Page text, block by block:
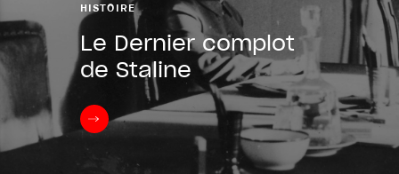
HISTOIRE
Le Dernier complot
de Staline